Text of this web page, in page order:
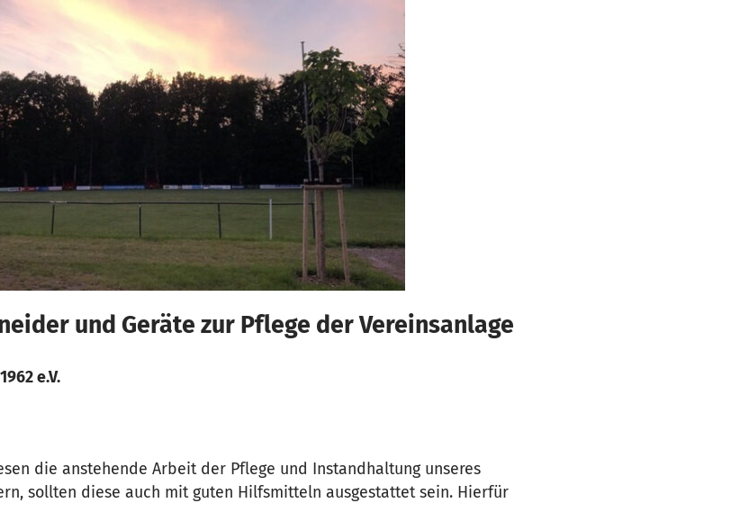
und Geräte zur Pflege der Vereinsanlage
e.V.
die anstehende Arbeit der Pflege und Instandhaltung unseres
sollten diese auch mit guten Hilfsmitteln ausgestattet sein. Hierfür